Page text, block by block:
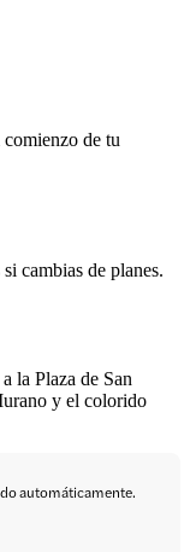
de tu
cambias de planes.
la Plaza de San
y el colorido
automáticamente.